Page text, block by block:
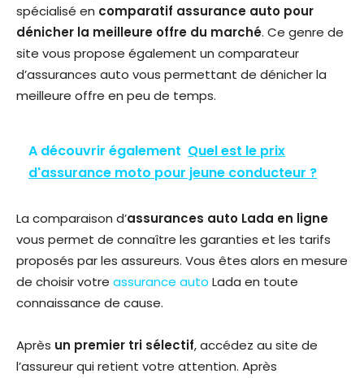
spécialisé en comparatif assurance auto pour
dénicher la meilleure offre du marché. Ce genre de
site vous propose également un comparateur
d’assurances auto vous permettant de dénicher la
meilleure offre en peu de temps.
A découvrir également Quel est le prix
d'assurance moto pour jeune conducteur ?
La comparaison d’assurances auto Lada en ligne
vous permet de connaître les garanties et les tarifs
proposés par les assureurs. Vous êtes alors en mesure
de choisir votre assurance auto Lada en toute
connaissance de cause.
Après un premier tri sélectif, accédez au site de
l’assureur qui retient votre attention. Après